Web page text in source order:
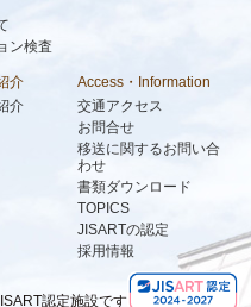
ン検査
介
介
Access・Information
交通アクセス
お問合せ
移送に関するお問い合
わせ
書類ダウンロード
TOPICS
JISARTの認定
採用情報
認定施設です